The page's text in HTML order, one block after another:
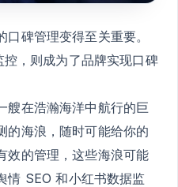
碑管理变得至关重要。
，则成为了品牌实现口碑
艘在浩瀚海洋中航行的巨
的海浪，随时可能给你的
效的管理，这些海浪可能
情 SEO 和小红书数据监